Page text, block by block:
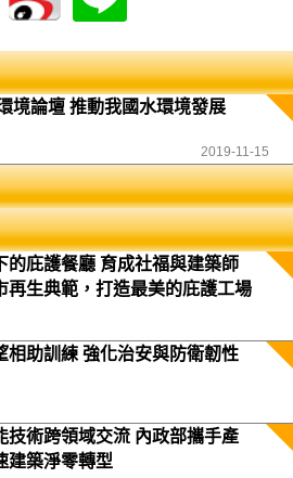
境論壇 推動我國水環境發展
2019-11-15
的庇護餐廳 育成社福與建築師
再生典範，打造最美的庇護工場
相助訓練 強化治安與防衛韌性
技術跨領域交流 內政部攜手產
建築淨零轉型